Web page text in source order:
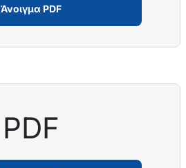
Άνοιγμα PDF
PDF